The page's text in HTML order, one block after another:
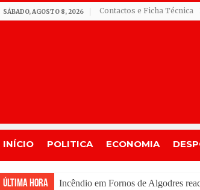
SÁBADO, AGOSTO 8, 2026 Contactos e Ficha Técnica
INÍCIO POLITICA ECONOMIA
Última Hora IPMA prevê céu pouco nubla